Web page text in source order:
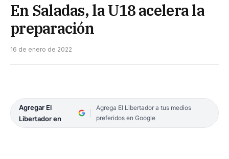
En Saladas, la U18 acelera la
preparación
16 de enero de 2022
Agregar El
Libertador en
Agrega El Libertador a tus medios
preferidos en Google